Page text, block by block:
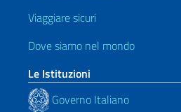
Viaggiare sicuri
Dove siamo nel mondo
Le Istituzioni
Governo Italiano